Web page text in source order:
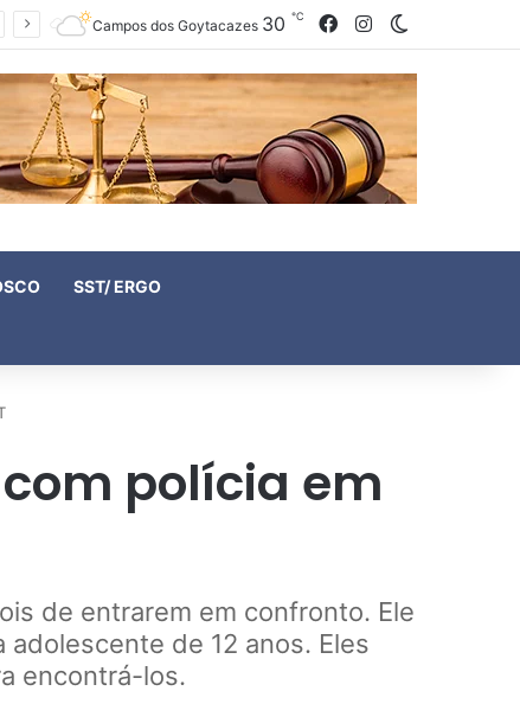
Campos dos Goytacazes 30 ℃ FacebookInstagram
SST/ ERGO
polícia em
de entrarem em confronto. Ele
de 12 anos. Eles
encontrá-los.